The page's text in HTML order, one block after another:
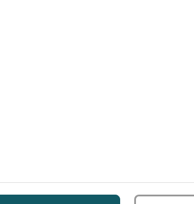
GARANCIA
felmérésünket és segítünk
ne feledkezzen el az éves klíma